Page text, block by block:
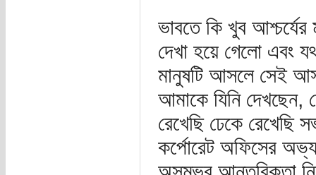
ভাবতে কি খুব
দেখা হয়ে গেলো এবং
মানুষটি আসলে সেই
আমাকে যিনি
রেখেছি ঢেকে রেখেছি
কর্পোরেট অফিসের